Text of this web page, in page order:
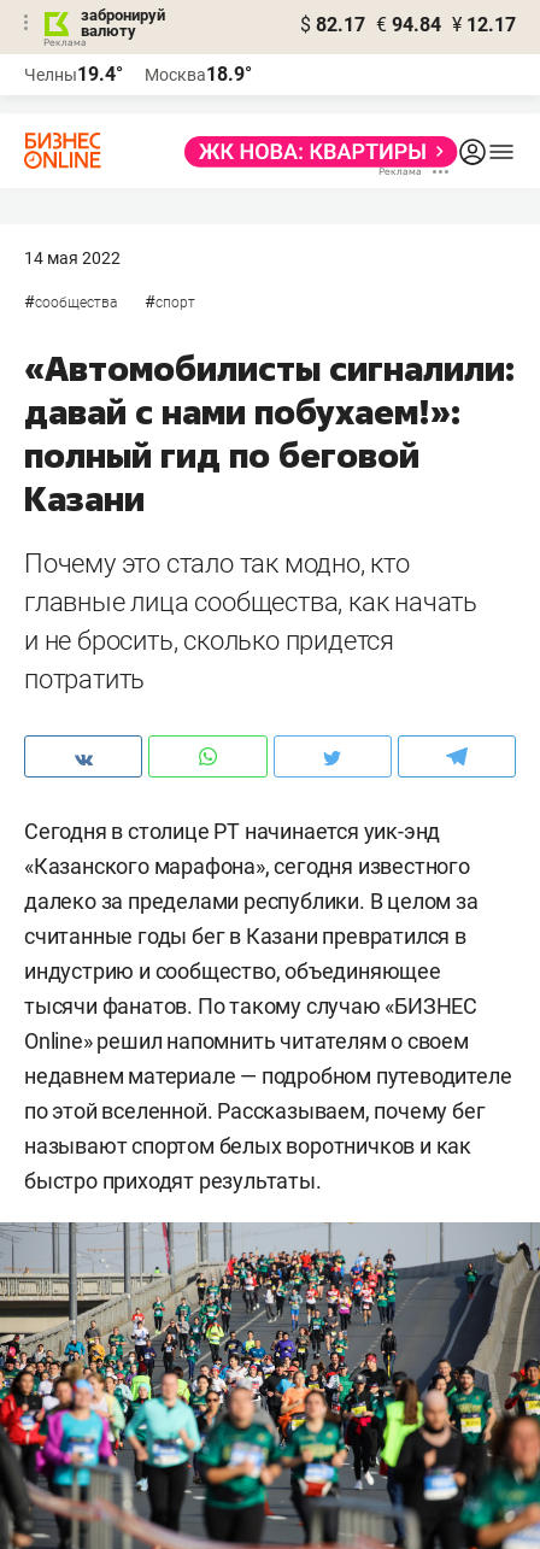
забронируй
валюту
$ 82.17 € 94.84 ¥ 12.17
Челны19.4° Москва18.9°
14 мая 2022
#сообщества #спорт
«Автомобилисты сигналили:
давай с нами побухаем!»:
полный гид по беговой
Казани
Почему это стало так модно, кто
главные лица сообщества, как начать
и не бросить, сколько придется
потратить
Сегодня в столице РТ начинается уик-энд
«Казанского марафона», сегодня известного
далеко за пределами республики. В целом за
считанные годы бег в Казани превратился в
индустрию и сообщество, объединяющее
тысячи фанатов. По такому случаю «БИЗНЕС
Online» решил напомнить читателям о своем
недавнем материале — подробном путеводителе
по этой вселенной. Рассказываем, почему бег
называют спортом белых воротничков и как
быстро приходят результаты.